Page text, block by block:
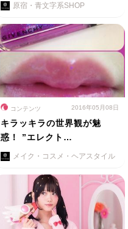
原宿・青文字系SHOP
コンテンツ 2016年05月08日
キラッキラの世界観が魅
惑！ ”エレクト…
メイク・コスメ・ヘアスタイル